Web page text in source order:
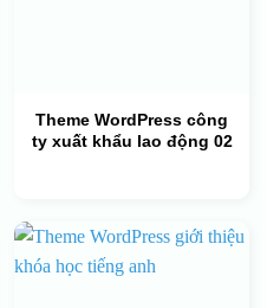
Theme WordPress công
ty xuất khẩu lao động 02